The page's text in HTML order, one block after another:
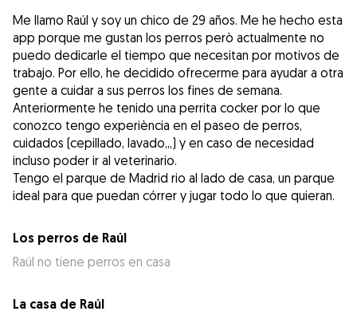
Me llamo Raúl y soy un chico de 29 años. Me he hecho esta
app porque me gustan los perros però actualmente no
puedo dedicarle el tiempo que necesitan por motivos de
trabajo. Por ello, he decidido ofrecerme para ayudar a otra
gente a cuidar a sus perros los fines de semana.
Anteriormente he tenido una perrita cocker por lo que
conozco tengo experiència en el paseo de perros,
cuidados (cepillado, lavado,,,) y en caso de necesidad
incluso poder ir al veterinario.
Tengo el parque de Madrid rio al lado de casa, un parque
ideal para que puedan córrer y jugar todo lo que quieran.
Los perros de Raúl
Raúl no tiene perros en casa
La casa de Raúl